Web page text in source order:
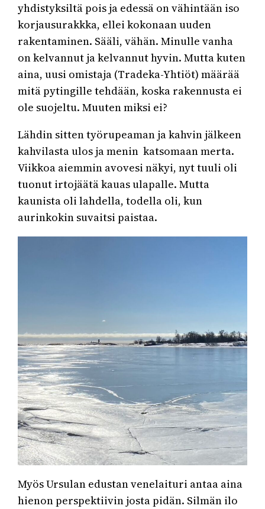
yhdistyksiltä pois ja edessä on vähintään iso
korjausurakkka, ellei kokonaan uuden
rakentaminen. Sääli, vähän. Minulle vanha
on kelvannut ja kelvannut hyvin. Mutta kuten
aina, uusi omistaja (Tradeka-Yhtiöt) määrää
mitä pytingille tehdään, koska rakennusta ei
ole suojeltu. Muuten miksi ei?
Lähdin sitten työrupeaman ja kahvin jälkeen
kahvilasta ulos ja menin katsomaan merta.
Viikkoa aiemmin avovesi näkyi, nyt tuuli oli
tuonut irtojäätä kauas ulapalle. Mutta
kaunista oli lahdella, todella oli, kun
aurinkokin suvaitsi paistaa.
Myös Ursulan edustan venelaituri antaa aina
hienon perspektiivin josta pidän. Silmän ilo